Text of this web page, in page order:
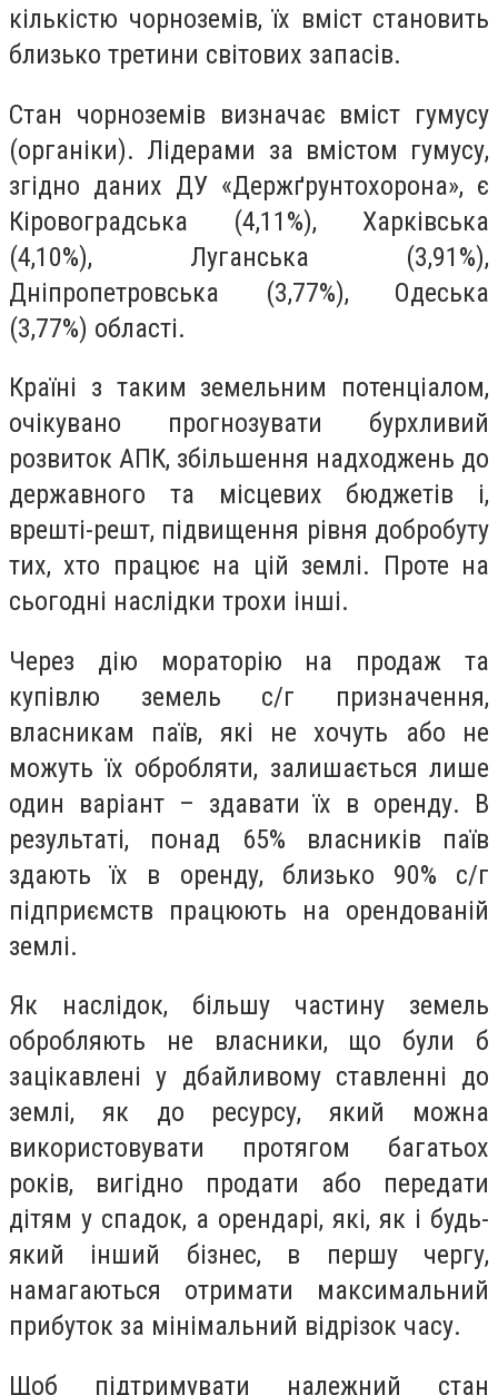
кількістю чорноземів, їх вміст становить
близько третини світових запасів.
Стан чорноземів визначає вміст гумусу
(органіки). Лідерами за вмістом гумусу,
згідно даних ДУ «Держґрунтохорона», є
Кіровоградська (4,11%), Харківська
(4,10%), Луганська (3,91%),
Дніпропетровська (3,77%), Одеська
(3,77%) області.
Країні з таким земельним потенціалом,
очікувано прогнозувати бурхливий
розвиток АПК, збільшення надходжень до
державного та місцевих бюджетів і,
врешті-решт, підвищення рівня добробуту
тих, хто працює на цій землі. Проте на
сьогодні наслідки трохи інші.
Через дію мораторію на продаж та
купівлю земель с/г призначення,
власникам паїв, які не хочуть або не
можуть їх обробляти, залишається лише
один варіант – здавати їх в оренду. В
результаті, понад 65% власників паїв
здають їх в оренду, близько 90% с/г
підприємств працюють на орендованій
землі.
Як наслідок, більшу частину земель
обробляють не власники, що були б
зацікавлені у дбайливому ставленні до
землі, як до ресурсу, який можна
використовувати протягом багатьох
років, вигідно продати або передати
дітям у спадок, а орендарі, які, як і будь-
який інший бізнес, в першу чергу,
намагаються отримати максимальний
прибуток за мінімальний відрізок часу.
Щоб підтримувати належний стан